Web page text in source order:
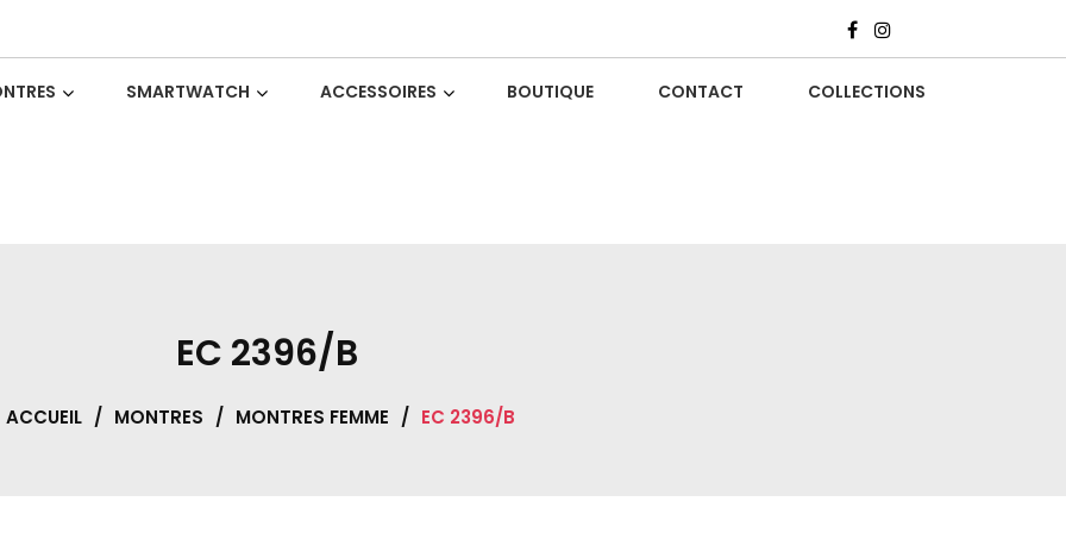
SMARTWATCH ACCESSOIRES BOUTIQUE CONTACT COLLECTIONS
EC 2396/B
ACCUEIL / MONTRES / MONTRES FEMME / EC 2396/B